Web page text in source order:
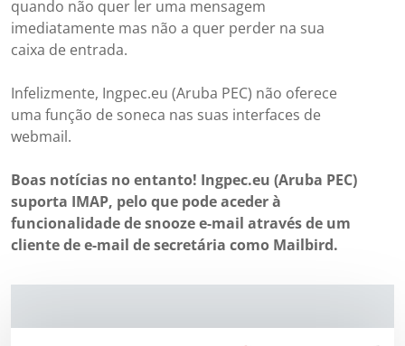
quando não quer ler uma mensagem
imediatamente mas não a quer perder na sua
caixa de entrada.
Infelizmente, Ingpec.eu (Aruba PEC) não oferece
uma função de soneca nas suas interfaces de
webmail.
Boas notícias no entanto! Ingpec.eu (Aruba PEC)
suporta IMAP, pelo que pode aceder à
funcionalidade de snooze e-mail através de um
cliente de e-mail de secretária como Mailbird.